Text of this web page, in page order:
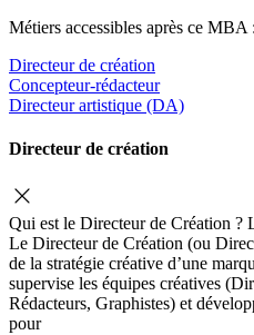
Métiers accessibles après ce MBA :
Directeur de création
Concepteur-rédacteur
Directeur artistique (DA)
Directeur de création
Qui est le Directeur de Création ?
Le Directeur de Création (ou
de la stratégie créative d’une
supervise les équipes créatives
Rédacteurs, Graphistes) et
pour